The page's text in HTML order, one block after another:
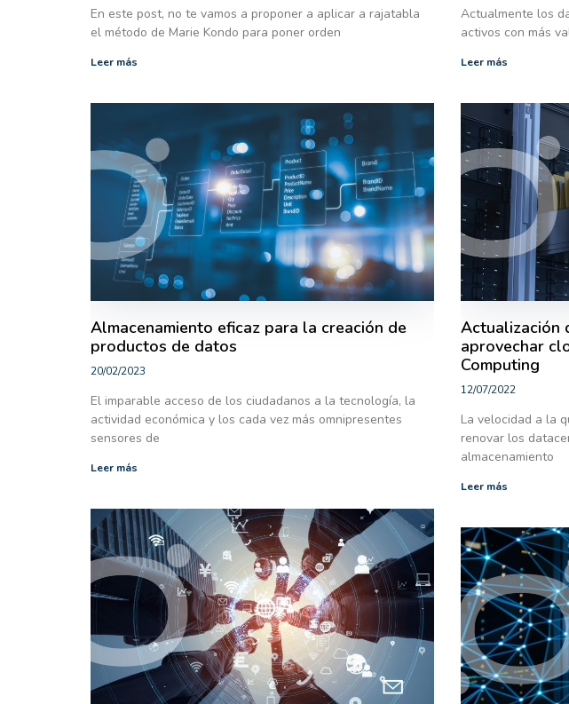
En este post, no te vamos a proponer a aplicar a rajatabla
el método de Marie Kondo para poner orden
Leer más
Actualmente los
activos con más
Leer más
Almacenamiento eficaz para la creación de
productos de datos
20/02/2023
El imparable acceso de los ciudadanos a la tecnología, la
actividad económica y los cada vez más omnipresentes
sensores de
Leer más
Actualización
aprovechar
Computing
12/07/2022
La velocidad a la
renovar los
almacenamiento
Leer más